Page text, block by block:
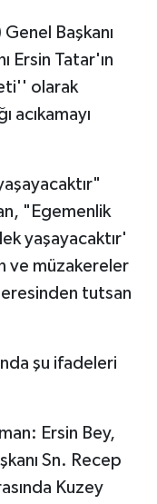
Başkanı
Ersin Tatar'ın
olarak
acıkamayı
"Egemenlik
yaşayacaktır'
ve müzakereler
tutsan
şu ifadeleri
Ersin Bey,
Sn. Recep
Kuzey